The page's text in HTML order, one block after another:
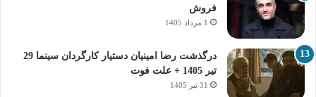
فروش
1 مرداد 1405
درگذشت رضا امینیان دستیار کارگردان سینما 29
تیر 1405 + علت فوت
31 تیر 1405